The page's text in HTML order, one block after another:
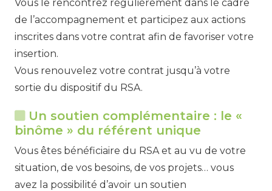
Vous le rencontrez régulièrement dans le cadre
de l’accompagnement et participez aux actions
inscrites dans votre contrat afin de favoriser votre
insertion.
Vous renouvelez votre contrat jusqu’à votre
sortie du dispositif du RSA.
Un soutien complémentaire : le «
binôme » du référent unique
Vous êtes bénéficiaire du RSA et au vu de votre
situation, de vos besoins, de vos projets… vous
avez la possibilité d’avoir un soutien